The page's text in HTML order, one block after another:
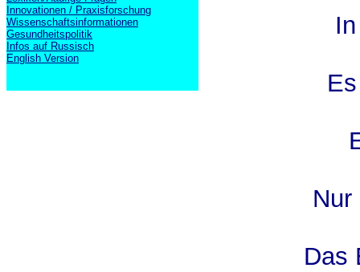
Innovationen / Praxisforschung
Wissenschaftsinformationen
Gesundheitspolitik
Infos auf Russisch
English Version
Nur
Das